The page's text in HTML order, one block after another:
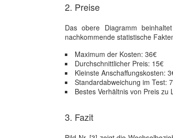
2. Preise
Das obere Diagramm
nachkommende statistische
Maximum der Kosten: 36€
Durchschnittlicher Preis: 15€
Kleinste Anschaffungskosten:
Standardabweichung im Test:
Bestes Verhältnis von Preis
3. Fazit